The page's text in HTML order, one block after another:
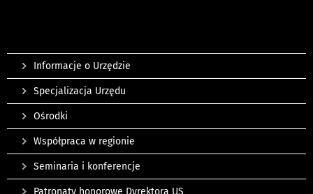
Informacje o Urzędzie
Specjalizacja Urzędu
Ośrodki
Współpraca w regionie
Seminaria i konferencje